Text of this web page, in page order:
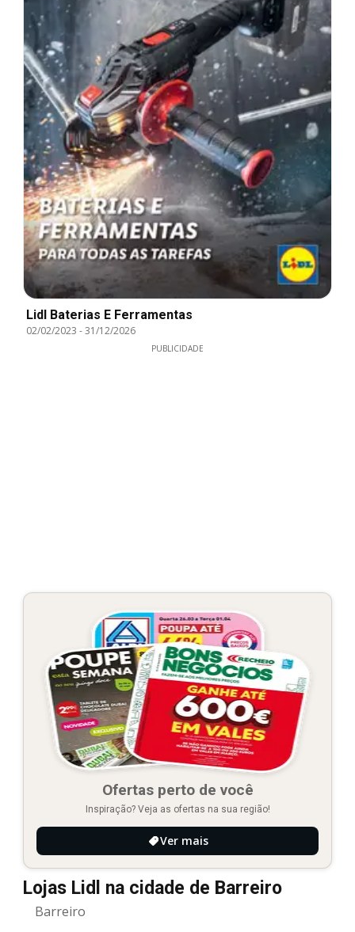
Lidl Baterias E Ferramentas
02/02/2023 -31/12/2026
PUBLICIDADE
Ofertas perto de você
Inspiração? Veja as ofertas na sua região!
Ver mais
Lojas Lidl na cidade de Barreiro
Barreiro